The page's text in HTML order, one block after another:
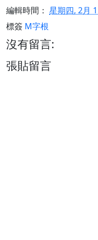
編輯時間： 星期四, 2月
標簽 M字根
沒有留言:
張貼留言